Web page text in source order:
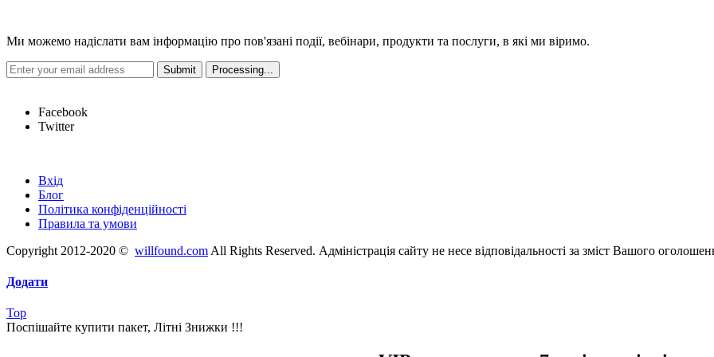
Ми можемо надіслати вам інформацію про пов'язані події, вебінари, продукти та послуги, в які ми віримо.
Facebook
Twitter
Вхід
Блог
Політика конфіденційності
Правила та умови
Copyright 2012-2020 © willfound.com All Rights Reserved. Адміністрація сайту не несе відповідальності за зміст Вашого
Додати
Top
Поспішайте купити пакет, Літні Знижки !!!